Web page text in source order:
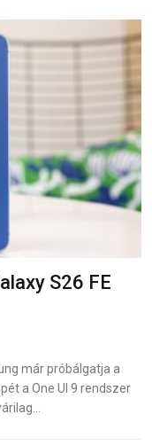
S26 FE
már próbálgatja a
a One UI 9 rendszer